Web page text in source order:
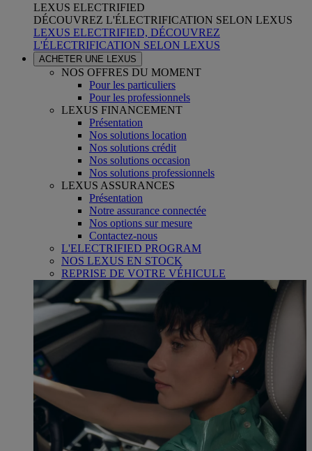
LEXUS ELECTRIFIED
DÉCOUVREZ L'ÉLECTRIFICATION SELON LEXUS
LEXUS ELECTRIFIED, DÉCOUVREZ
L'ÉLECTRIFICATION SELON LEXUS
ACHETER UNE LEXUS
NOS OFFRES DU MOMENT
Pour les particuliers
Pour les professionnels
LEXUS FINANCEMENT
Présentation
Nos solutions location
Nos solutions crédit
Nos solutions occasion
Nos solutions professionnels
LEXUS ASSURANCES
Présentation
Notre assurance connectée
Nos options sur mesure
Contactez-nous
L'ELECTRIFIED PROGRAM
NOS LEXUS EN STOCK
REPRISE DE VOTRE VÉHICULE